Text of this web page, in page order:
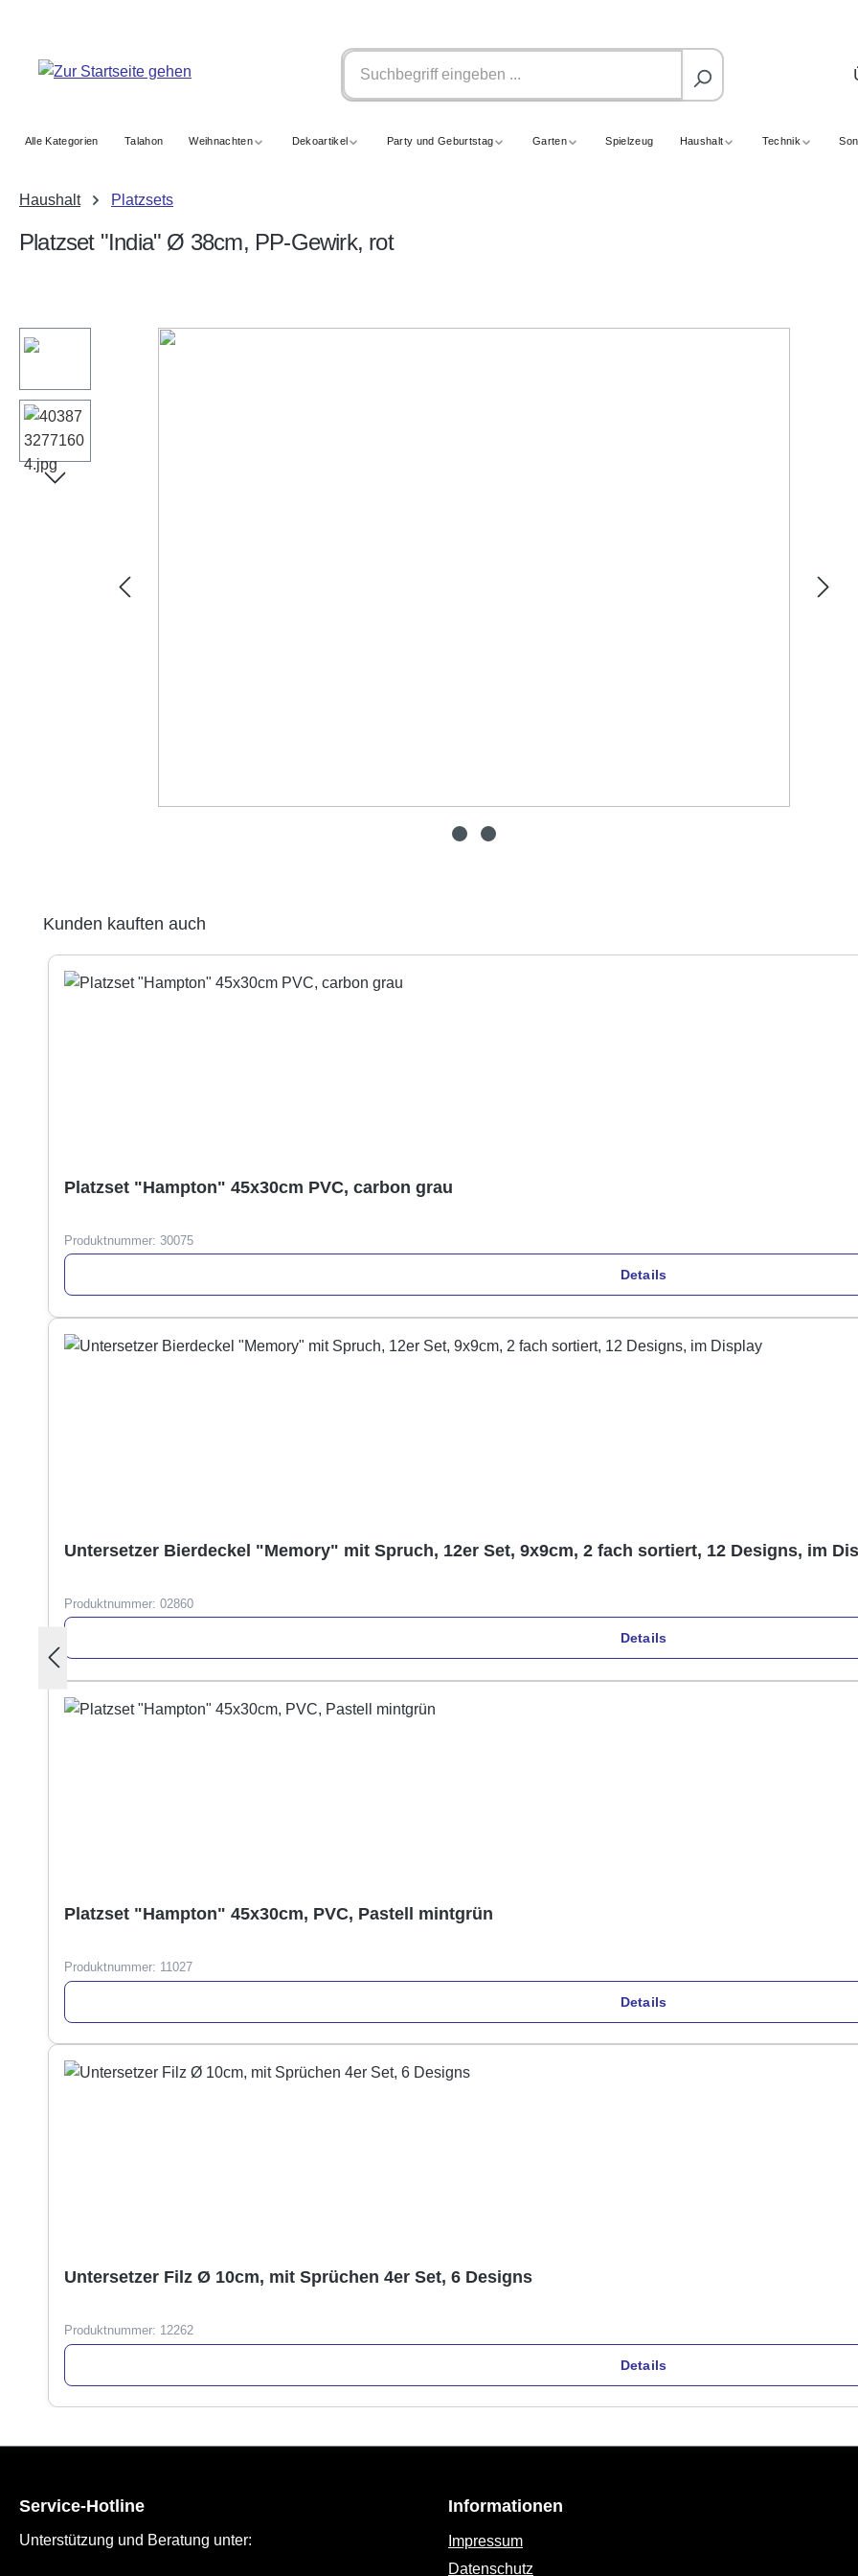
Alle Kategorien Talahon Weihnachten Dekoartikel Party und Geburtstag Garten Spielzeug Haushalt Technik
Haushalt Platzsets
Platzset "India" Ø 38cm, PP-Gewirk, rot
Bildergalerie überspringen
Produktgalerie überspringen
Kunden kauften auch
Platzset "Hampton" 45x30cm PVC, carbon grau
Produktnummer: 30075
Details
Untersetzer Bierdeckel "Memory" mit Spruch, 12er Set, 9x9cm, 2 fach sortiert, 12 Designs, im
Produktnummer: 02860
Details
Platzset "Hampton" 45x30cm, PVC, Pastell mintgrün
Produktnummer: 11027
Details
Untersetzer Filz Ø 10cm, mit Sprüchen 4er Set, 6 Designs
Produktnummer: 12262
Details
Service-Hotline
Unterstützung und Beratung unter:
Informationen
Impressum
Datenschutz